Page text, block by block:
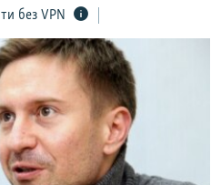
без VPN